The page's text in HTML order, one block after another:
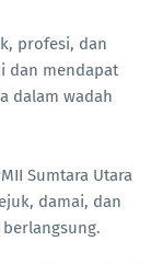
profesi, dan
dan mendapat
dalam wadah
Sumtara Utara
damai, dan